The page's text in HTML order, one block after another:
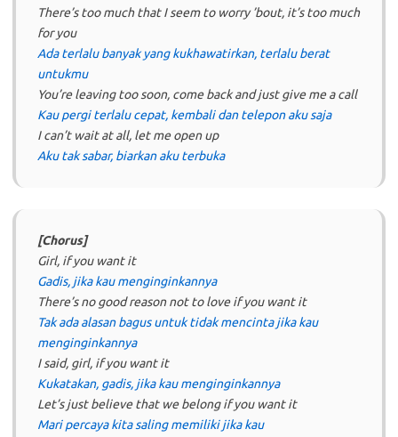
There’s too much that I seem to worry ’bout, it’s too much
for you
Ada terlalu banyak yang kukhawatirkan, terlalu berat
untukmu
You’re leaving too soon, come back and just give me a call
Kau pergi terlalu cepat, kembali dan telepon aku saja
I can’t wait at all, let me open up
Aku tak sabar, biarkan aku terbuka
[Chorus]
Girl, if you want it
Gadis, jika kau menginginkannya
There’s no good reason not to love if you want it
Tak ada alasan bagus untuk tidak mencinta jika kau
menginginkannya
I said, girl, if you want it
Kukatakan, gadis, jika kau menginginkannya
Let’s just believe that we belong if you want it
Mari percaya kita saling memiliki jika kau